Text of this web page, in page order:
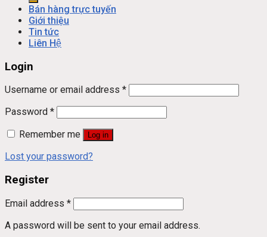
Bán hàng trực tuyến
Giới thiệu
Tin tức
Liên Hệ
Login
Username or email address *
Password *
Remember me
Log in
Lost your password?
Register
Email address *
A password will be sent to your email address.